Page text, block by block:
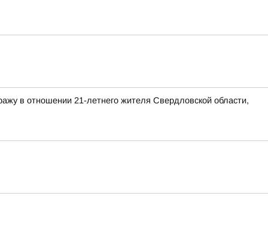
в отношении 21-летнего жителя Свердловской области,